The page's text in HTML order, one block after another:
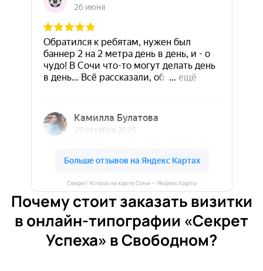
Секрет Успеха на карте Сочи — Яндекс Карты
Почему стоит заказать визитки
в онлайн-типографии «Секрет
Успеха» в Свободном?